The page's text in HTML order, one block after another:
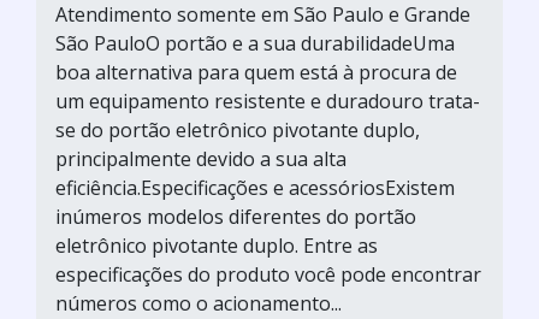
Atendimento somente em São Paulo e Grande
São PauloO portão e a sua durabilidadeUma
boa alternativa para quem está à procura de
um equipamento resistente e duradouro trata-
se do portão eletrônico pivotante duplo,
principalmente devido a sua alta
eficiência.Especificações e acessóriosExistem
inúmeros modelos diferentes do portão
eletrônico pivotante duplo. Entre as
especificações do produto você pode encontrar
números como o acionamento...